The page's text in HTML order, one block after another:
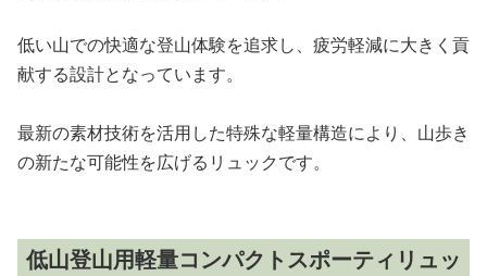
低い山での快適な登山体験を追求し、疲労軽減に大きく貢
献する設計となっています。
最新の素材技術を活用した特殊な軽量構造により、山歩き
の新たな可能性を広げるリュックです。
低山登山用軽量コンパクトスポーティリュッ